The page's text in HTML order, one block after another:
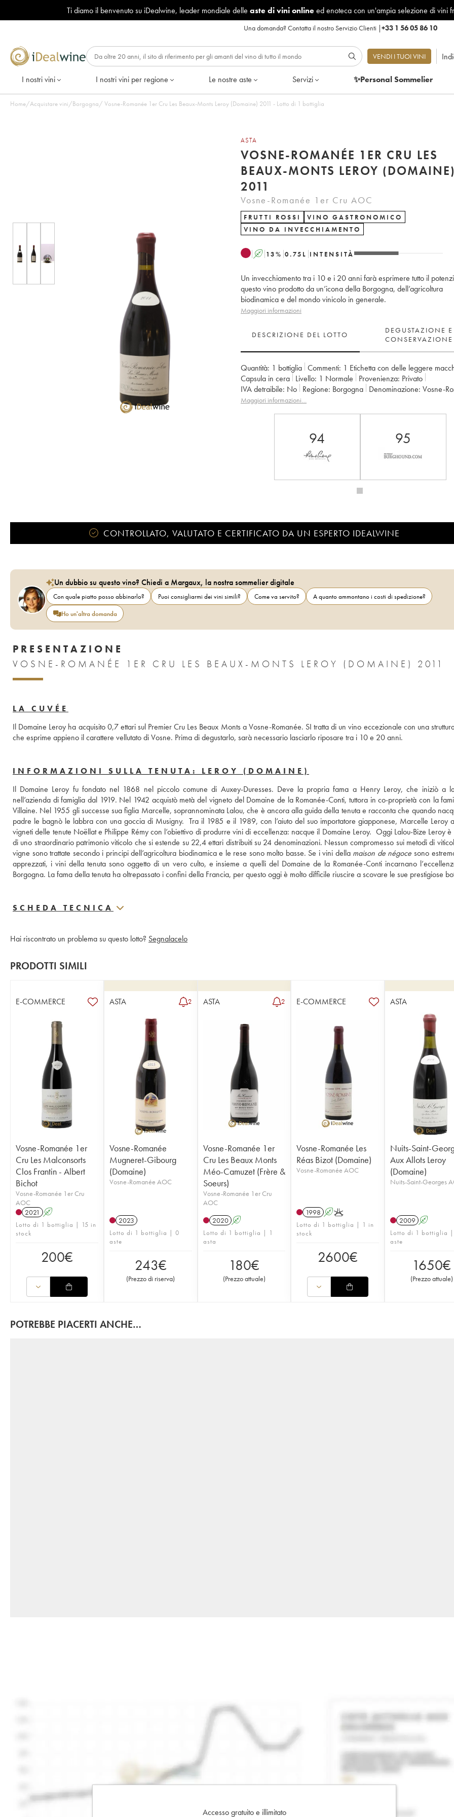
Ti diamo il benvenuto su iDealwine, leader mondiale delle aste di vini onlineed enoteca con un'ampia selezione di vini
Una domanda?Contatta il nostro Servizio Clienti |+33 1 56 05 86 10
VENDI I TUOI VINI
I nostri vini I nostri vini per regione Le nostre aste Servizi ✨Personal Sommelier
Home/Acquistare vini/Borgogna/ Vosne-Romanée 1er Cru Les Beaux-Monts Leroy (Domaine) 2011 - Lotto di 1 bottiglia
ASTA
VOSNE-ROMANÉE 1ER CRU LES
BEAUX-MONTS LEROY (DOMAINE)
2011
Vosne-Romanée 1er Cru AOC
FRUTTI ROSSI
VINO GASTRONOMICO
VINO DA INVECCHIAMENTO
A 13% 0.75 L INTENSITÀ
Un invecchiamento tra i 10 e i 20 anni farà esprimere tutto il
questo vino prodotto da un’icona della Borgogna, dell’agricoltura
biodinamica e del mondo vinicolo in generale.
Maggiori informazioni
DESCRIZIONE DEL LOTTO
DEGUSTAZIONE E
CONSERVAZIONE
Quantità: 1 bottiglia Commenti: 1 Etichetta con delle leggere
Capsula in cera Livello: 1 Normale Provenienza:
privato
IVA detraibile:
no Regione: Borgogna Denominazione:
Vosne-
Classificazione:
1er Cru
Maggiori informazioni…
94 95
CONTROLLATO, VALUTATO E CERTIFICATO DA UN ESPERTO IDEALWINE
Un dubbio su questo vino? Chiedi a Margaux, la nostra sommelier digitale
Con quale piatto posso abbinarlo? Puoi consigliarmi dei vini simili? Come va servito?
A quanto ammontano i costi di spedizione?
Ho un'altra domanda
PRESENTAZIONE
VOSNE-ROMANÉE 1ER CRU LES BEAUX-MONTS LEROY (DOMAINE) 2011
LA CUVÉE
Il Domaine Leroy ha acquisito 0,7 ettari sul Premier Cru Les Beaux Monts a Vosne-Romanée. SI tratta di un vino eccezionale con una
che esprime appieno il carattere vellutato di Vosne. Prima di degustarlo, sarà necessario lasciarlo riposare tra i 10 e 20 anni.
INFORMAZIONI SULLA TENUTA: LEROY (DOMAINE)
Il Domaine Leroy fu fondato nel 1868 nel piccolo comune di Auxey-Duresses. Deve la propria fama a Henry Leroy, che iniziò a
nell’azienda di famiglia dal 1919. Nel 1942 acquistò metà del vigneto del Domaine de la Romanée-Conti, tuttora in co-proprietà con la
Villaine. Nel 1955 gli successe sua figlia Marcelle, soprannominata Lalou, che è ancora alla guida della tenuta e racconta che quando
padre le bagnò le labbra con una goccia di Musigny.  Tra il 1985 e il 1989, con l’aiuto del suo importatore giapponese, Marcelle Leroy
vigneti delle tenute Noëllat e Philippe Rémy con l’obiettivo di produrre vini di eccellenza: nacque il Domaine Leroy.  Oggi Lalou-Bize Leroy
di uno straordinario patrimonio viticolo che si estende su 22,4 ettari distribuiti su 24 denominazioni. Nessun compromesso sui metodi di
vigne sono trattate secondo i principi dell’agricoltura biodinamica e le rese sono molto basse. Se i vini della maison de négoce sono
apprezzati, i vini della tenuta sono oggetto di un vero culto, e insieme a quelli del Domaine de la Romanée-Conti incarnano
Borgogna. La fama della tenuta ha oltrepassato i confini della Francia, per questo oggi è molto difficile riuscire a scovare le sue prestigiose
SCHEDA TECNICA
Hai riscontrato un problema su questo lotto? Segnalacelo
PRODOTTI SIMILI
E-COMMERCE
Vosne-Romanée 1er
Cru Les Malconsorts
Clos Frantin - Albert
Bichot
Vosne-Romanée 1er Cru
AOC
2021
A
Lotto di 1 bottiglia | 15 in
stock
200€
ASTA 2
Vosne-Romanée
Mugneret-Gibourg
(Domaine)
Vosne-Romanée AOC
2023
Lotto di 1 bottiglia | 0
aste
243€
(Prezzo di riserva)
ASTA 2
Vosne-Romanée 1er
Cru Les Beaux Monts
Méo-Camuzet (Frère &
Soeurs)
Vosne-Romanée 1er Cru
AOC
2020 A
Lotto di 1 bottiglia | 1
asta
180€
(Prezzo attuale)
E-COMMERCE
Vosne-Romanée Les
Réas Bizot (Domaine)
Vosne-Romanée AOC
1998 AK
Lotto di 1 bottiglia | 1 in
stock
2600€
ASTA
Nuits-Saint-
Aux Allots Leroy
(Domaine)
Nuits-Saint-Georges
2009 A
Lotto di 1 bottiglia
aste
1650€
(Prezzo attuale)
POTREBBE PIACERTI ANCHE…
Accesso gratuito e illimitato